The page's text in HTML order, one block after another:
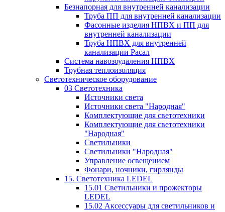
Безнапорная для внутренней канализации
Труба ПП для внутренней канализации
Фасонные изделия НПВХ и ПП для
внутренней канализации
Труба НПВХ для внутренней
канализации Расал
Система навозоудаления НПВХ
Трубная теплоизоляция
Светотехническое оборудование
03 Светотехника
Источники света
Источники света "Народная"
Комплектующие для светотехники
Комплектующие для светотехники
"Народная"
Светильники
Светильники "Народная"
Управление освещением
Фонари, ночники, гирлянды
15. Светотехника LEDEL
15.01 Светильники и прожекторы
LEDEL
15.02 Аксессуары для светильников и